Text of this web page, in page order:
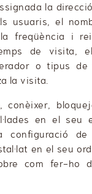
la
usuaris, el
freqüència i
de visita,
o tipus
la visita.
conèixer,
en el
configuració
en el seu
com fer-ho